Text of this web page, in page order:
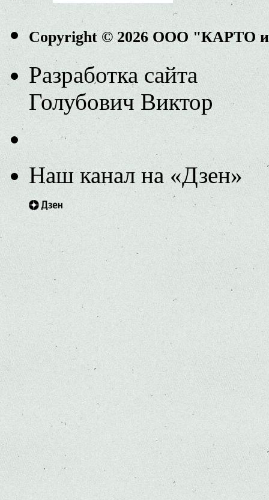
Copyright © 2026 ООО "КАРТО
Разработка сайта
Голубович Виктор
Наш канал на «Дзен»